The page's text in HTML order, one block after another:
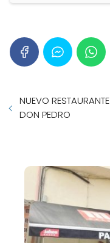
NUEVO RESTAURANTE
DON PEDRO